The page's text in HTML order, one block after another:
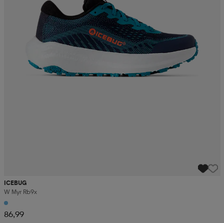
ICEBUG
W Myr Rb9x
86,99